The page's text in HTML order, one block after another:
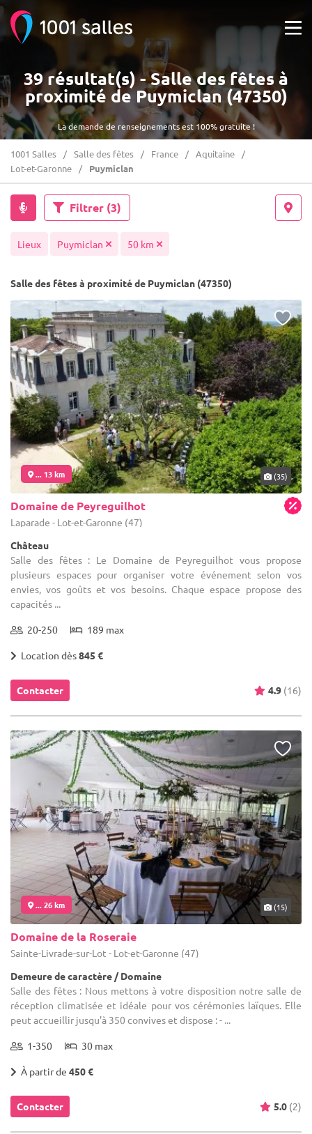
La demande de renseignements est 100% gratuite !
39 résultat(s) - Salle des fêtes à
proximité de Puymiclan (47350)
1001 Salles Salle des fêtes France
Aquitaine
Lot-et-Garonne
Puymiclan
Filtrer (3)
Lieux Puymiclan 50 km
Salle des fêtes à proximité de Puymiclan (47350)
... 13 km (35)
Domaine de Peyreguilhot
Laparade - Lot-et-Garonne (47)
Château
Salle des fêtes : Le Domaine de Peyreguilhot vous propose
plusieurs espaces pour organiser votre événement selon vos
envies, vos goûts et vos besoins. Chaque espace propose des
capacités ...
20-250 189 max
Location dès845 €
Contacter 4.9 (16)
... 26 km (15)
Domaine de la Roseraie
Sainte-Livrade-sur-Lot - Lot-et-Garonne (47)
Demeure de caractère / Domaine
Salle des fêtes : Nous mettons à votre disposition notre salle de
réception climatisée et idéale pour vos cérémonies laïques. Elle
peut accueillir jusqu'à 350 convives et dispose : - ...
1-350 30 max
À partir de 450 €
Contacter 5.0 (2)